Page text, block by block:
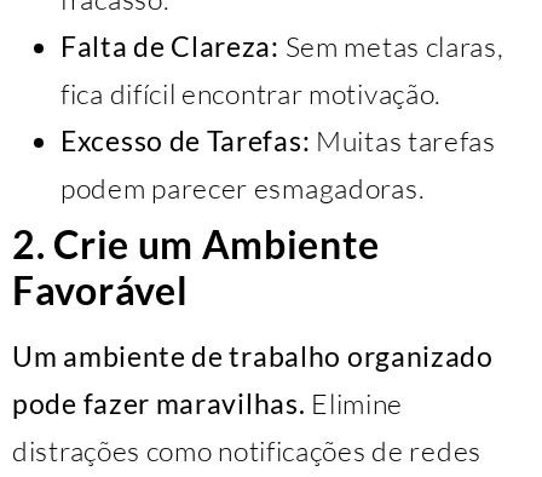
Falta de Clareza: Sem metas claras,
fica difícil encontrar motivação.
Excesso de Tarefas: Muitas tarefas
podem parecer esmagadoras.
2. Crie um Ambiente
Favorável
Um ambiente de trabalho organizado
pode fazer maravilhas. Elimine
distrações como notificações de redes